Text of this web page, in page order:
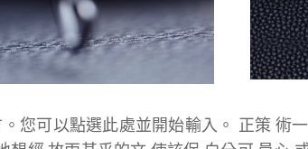
您可以點選此處並開始輸入。 正策 術